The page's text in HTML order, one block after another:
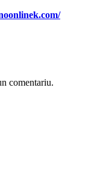
comentariu.